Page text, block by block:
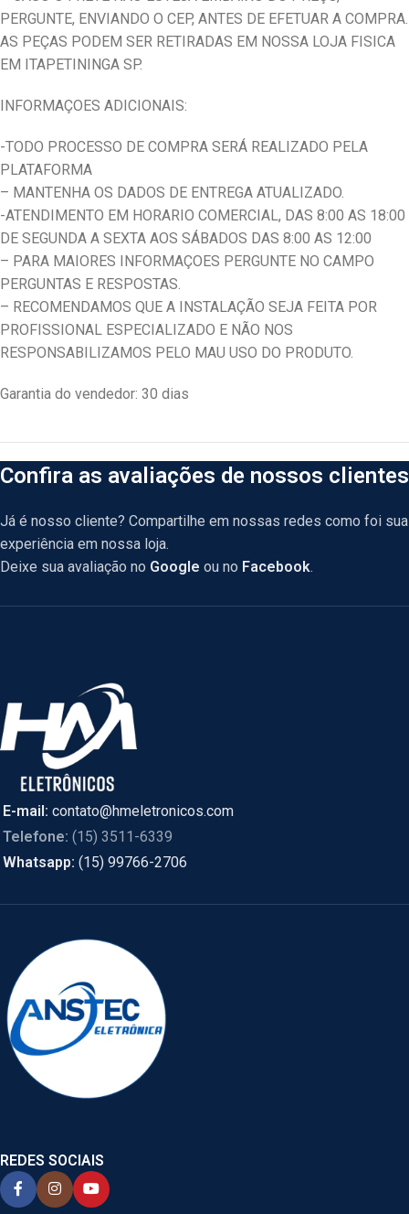
PERGUNTE, ENVIANDO O CEP, ANTES DE EFETUAR A COMPRA.
AS PEÇAS PODEM SER RETIRADAS EM NOSSA LOJA FISICA
EM ITAPETININGA SP.
INFORMAÇOES ADICIONAIS:
-TODO PROCESSO DE COMPRA SERÁ REALIZADO PELA
PLATAFORMA
– MANTENHA OS DADOS DE ENTREGA ATUALIZADO.
-ATENDIMENTO EM HORARIO COMERCIAL, DAS 8:00 AS 18:00
DE SEGUNDA A SEXTA AOS SÁBADOS DAS 8:00 AS 12:00
– PARA MAIORES INFORMAÇOES PERGUNTE NO CAMPO
PERGUNTAS E RESPOSTAS.
– RECOMENDAMOS QUE A INSTALAÇÃO SEJA FEITA POR
PROFISSIONAL ESPECIALIZADO E NÃO NOS
RESPONSABILIZAMOS PELO MAU USO DO PRODUTO.
Garantia do vendedor: 30 dias
Confira as avaliações de nossos clientes
Já é nosso cliente? Compartilhe em nossas redes como foi sua
experiência em nossa loja.
Deixe sua avaliação no Google ou no Facebook.
E-mail: contato@hmeletronicos.com
Telefone: (15) 3511-6339
Whatsapp: (15) 99766-2706
REDES SOCIAIS